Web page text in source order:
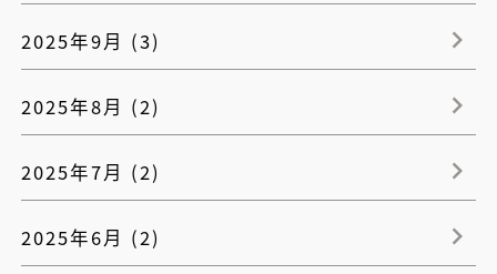
2025年9月 (3)
2025年8月 (2)
2025年7月 (2)
2025年6月 (2)